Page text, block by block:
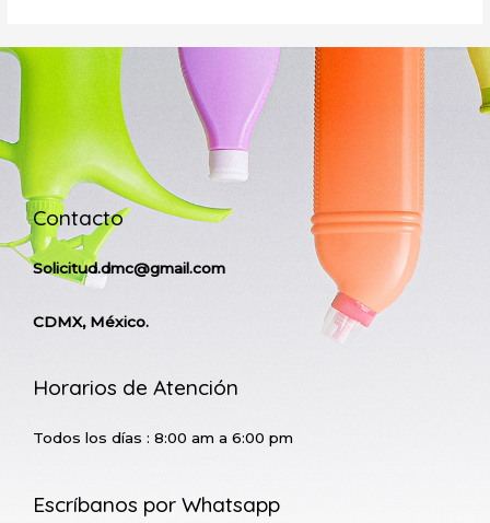
Contacto
Solicitud.dmc@gmail.com
CDMX, México.
Horarios de Atención
Todos los días : 8:00 am a 6:00 pm
Escríbanos por Whatsapp